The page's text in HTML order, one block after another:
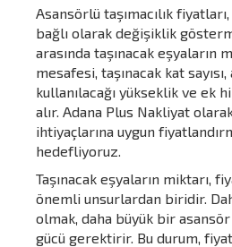
Asansörlü taşımacılık
bağlı olarak değişiklik
arasında taşınacak eşyaların
mesafesi, taşınacak kat
kullanılacağı yükseklik ve ek
alır. Adana Plus Nakliyat
ihtiyaçlarına uygun
hedefliyoruz.
Taşınacak eşyaların miktarı,
önemli unsurlardan biridir.
olmak, daha büyük bir
gücü gerektirir. Bu durum,